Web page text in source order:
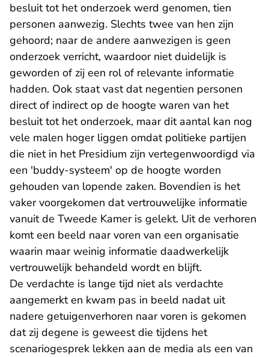
besluit tot het onderzoek werd genomen, tien
personen aanwezig. Slechts twee van hen zijn
gehoord; naar de andere aanwezigen is geen
onderzoek verricht, waardoor niet duidelijk is
geworden of zij een rol of relevante informatie
hadden. Ook staat vast dat negentien personen
direct of indirect op de hoogte waren van het
besluit tot het onderzoek, maar dit aantal kan nog
vele malen hoger liggen omdat politieke partijen
die niet in het Presidium zijn vertegenwoordigd via
een 'buddy-systeem' op de hoogte worden
gehouden van lopende zaken. Bovendien is het
vaker voorgekomen dat vertrouwelijke informatie
vanuit de Tweede Kamer is gelekt. Uit de verhoren
komt een beeld naar voren van een organisatie
waarin maar weinig informatie daadwerkelijk
vertrouwelijk behandeld wordt en blijft.
De verdachte is lange tijd niet als verdachte
aangemerkt en kwam pas in beeld nadat uit
nadere getuigenverhoren naar voren is gekomen
dat zij degene is geweest die tijdens het
scenariogesprek lekken aan de media als een van